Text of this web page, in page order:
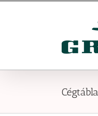
Kihagyás
Cégtábla